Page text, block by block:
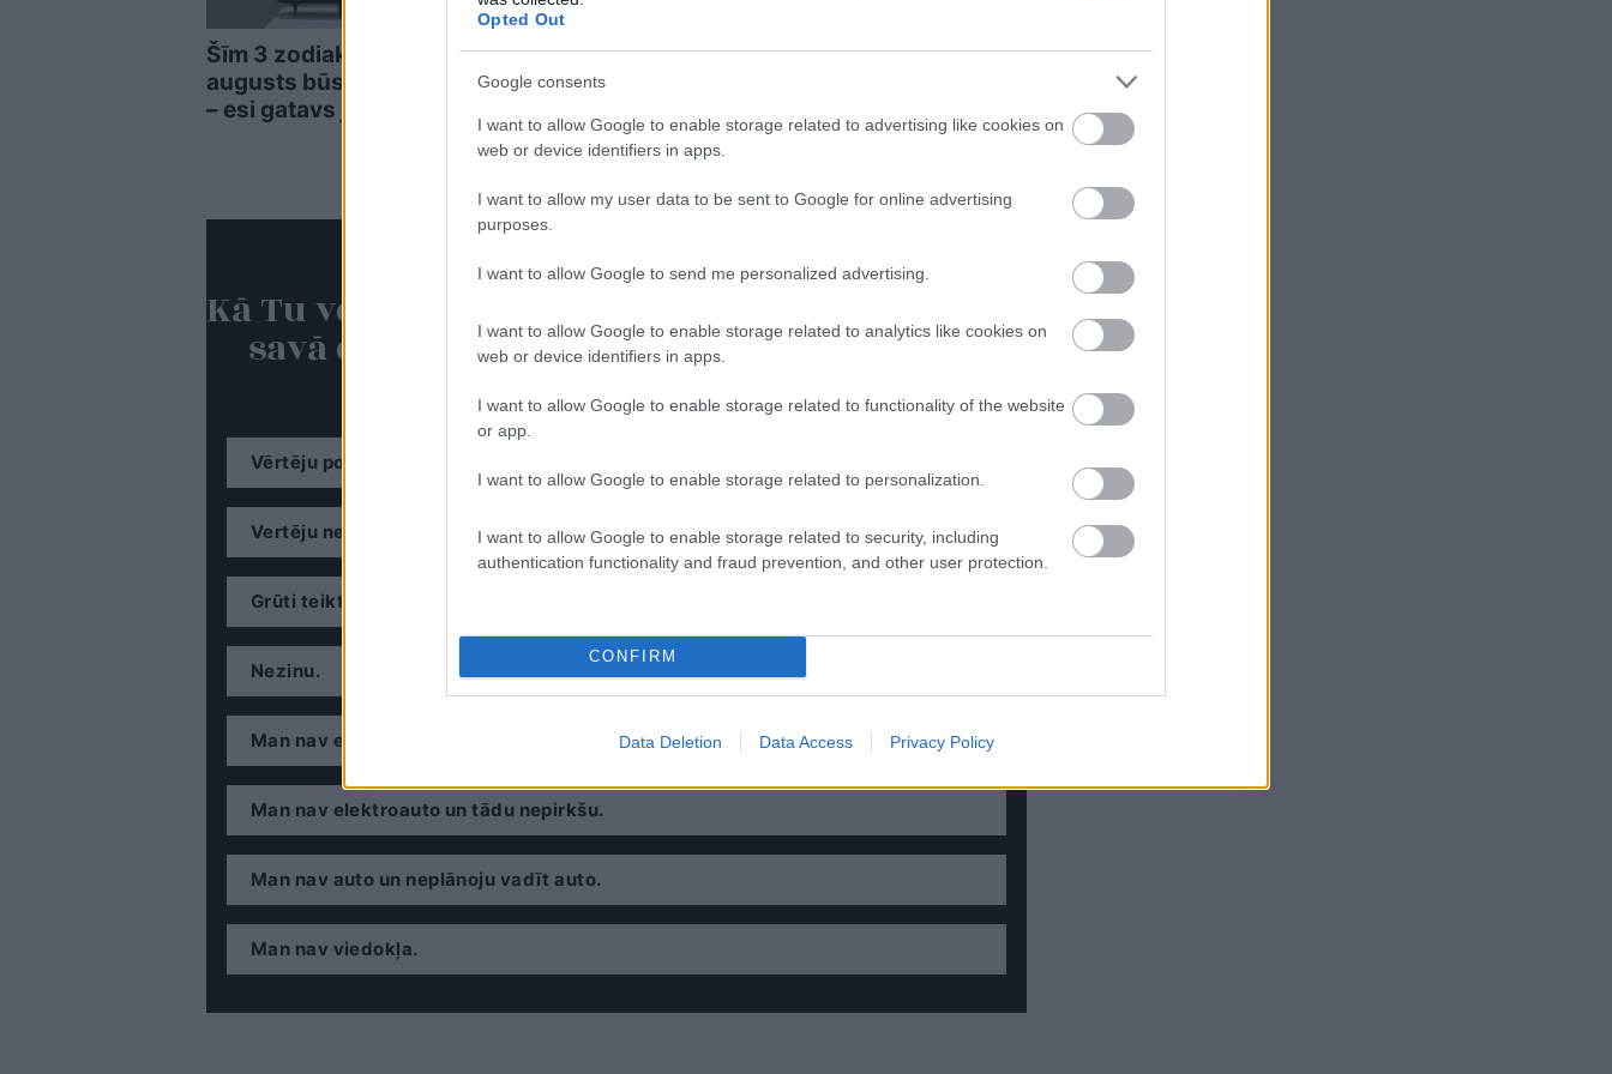
Opted Out
Google consents
I want to allow Google to enable storage related to advertising like cookies on
web or device identifiers in apps.
I want to allow my user data to be sent to Google for online advertising
purposes.
I want to allow Google to send me personalized advertising.
I want to allow Google to enable storage related to analytics like cookies on
web or device identifiers in apps.
I want to allow Google to enable storage related to functionality of the website
or app.
I want to allow Google to enable storage related to personalization.
I want to allow Google to enable storage related to security, including
authentication functionality and fraud prevention, and other user protection.
CONFIRM
Data Deletion Data Access Privacy Policy
Šīm 3 zodiaka zīmēm
augusts būs īsts murgs
– esi gatavs jau tagad!
Miris rokmūzikas
pētnieks un mūzikas
Vāvere
Renovācijas laikā
vienā dzīvoklī notverts
Kā Tu vērtē ideju nākotnē uzlādēt elektroauto
savā dzīvesvietā - mājā vai daudzdzīvokļu
ēkā?
Vērtēju pozitīvi.
Vertēju negatīvi.
Grūti teikt.
Nezinu.
Man nav elektroauto, bet varbūt nākotnē būs.
Man nav elektroauto un tādu nepirkšu.
Man nav auto un neplānoju vadīt auto.
Man nav viedokļa.